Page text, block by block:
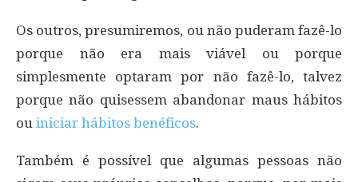
Os outros, presumiremos, ou não puderam fazê-lo
porque não era mais viável ou porque
simplesmente optaram por não fazê-lo, talvez
porque não quisessem abandonar maus hábitos
ou iniciar hábitos benéficos.
Também é possível que algumas pessoas não